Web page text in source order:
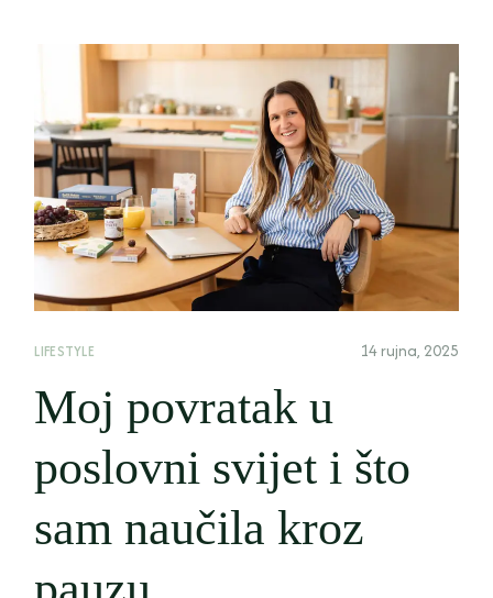
LIFESTYLE 14 rujna, 2025
Moj povratak u
poslovni svijet i što
sam naučila kroz